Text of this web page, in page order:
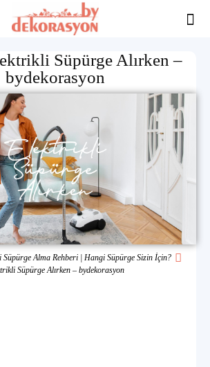
Süpürge Alırken –
bydekorasyon
Süpürge Alma Rehberi | Hangi Süpürge Sizin İçin?
Süpürge Alırken – bydekorasyon